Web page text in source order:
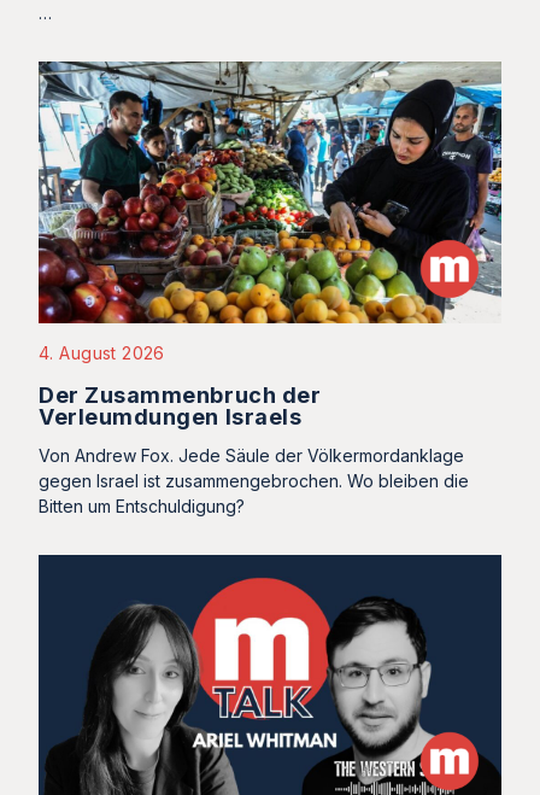
…
4. August 2026
Der Zusammenbruch der
Verleumdungen Israels
Von Andrew Fox. Jede Säule der Völkermordanklage
gegen Israel ist zusammengebrochen. Wo bleiben die
Bitten um Entschuldigung?